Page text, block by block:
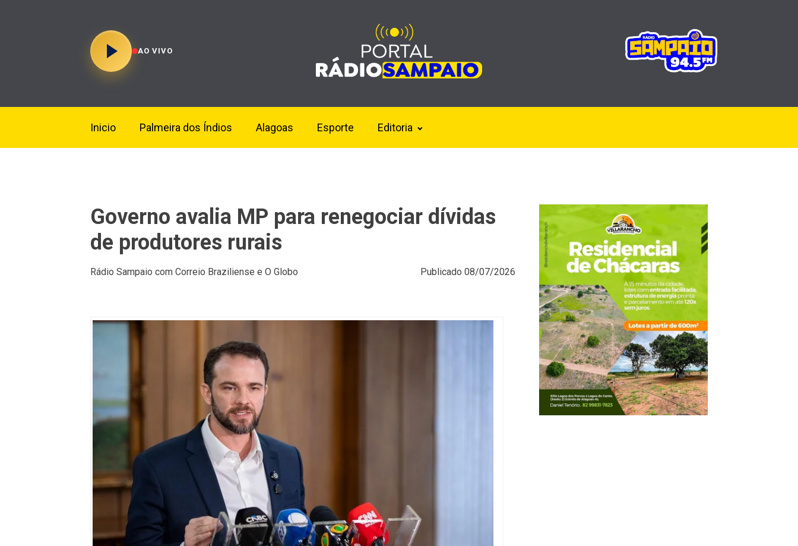
AO VIVO
Inicio Palmeira dos Índios Alagoas Esporte Editoria
Governo avalia MP para renegociar dívidas
de produtores rurais
Rádio Sampaio com Correio Braziliense e O Globo Publicado 08/07/2026